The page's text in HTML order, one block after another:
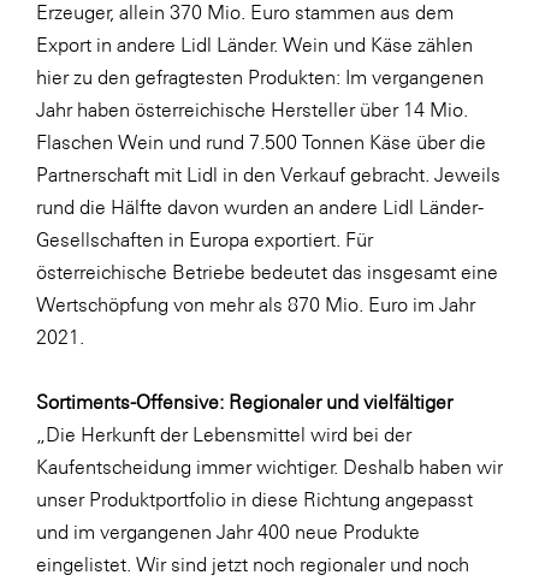
WKS Fachgruppe Fahrzeughandel und
Fahrzeugtechnik
WKS Fachgruppe Finanzdienstleister
Zühlke
Erzeuger, allein 370 Mio. Euro stammen aus dem
Export in andere Lidl Länder. Wein und Käse zählen
hier zu den gefragtesten Produkten: Im vergangenen
Jahr haben österreichische Hersteller über 14 Mio.
Flaschen Wein und rund 7.500 Tonnen Käse über die
Partnerschaft mit Lidl in den Verkauf gebracht. Jeweils
rund die Hälfte davon wurden an andere Lidl Länder-
Gesellschaften in Europa exportiert. Für
österreichische Betriebe bedeutet das insgesamt eine
Wertschöpfung von mehr als 870 Mio. Euro im Jahr
2021.
Sortiments-Offensive: Regionaler und vielfältiger
„Die Herkunft der Lebensmittel wird bei der
Kaufentscheidung immer wichtiger. Deshalb haben wir
unser Produktportfolio in diese Richtung angepasst
und im vergangenen Jahr 400 neue Produkte
eingelistet. Wir sind jetzt noch regionaler und noch